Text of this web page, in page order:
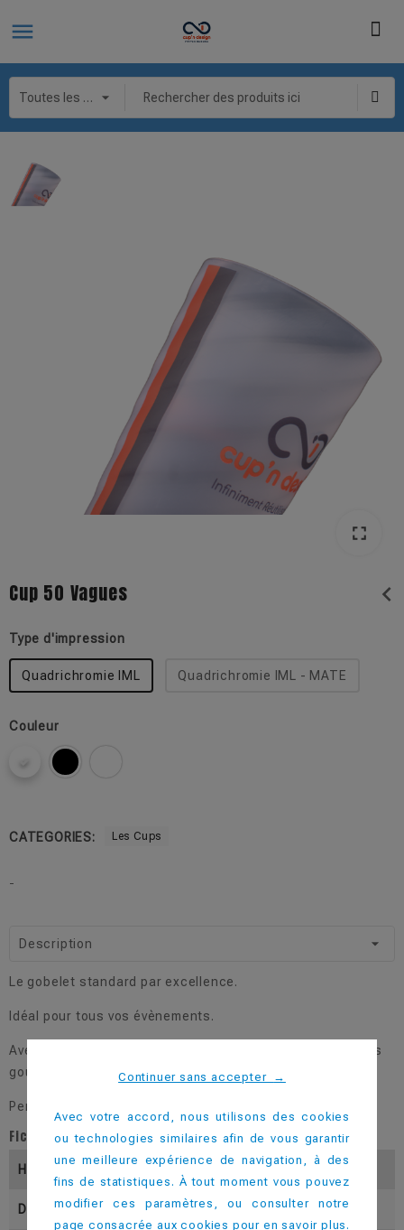
fullscreen
Cup 50 Vagues chevron_left
Type d'impression
Quadrichromie IML Quadrichromie IML - MATE
Couleur
CATEGORIES: Les Cups
-
Description
Le gobelet standard par excellence.
Idéal pour tous vos évènements.
Avec ses 20 déclinaisons de couleur, il s'adapte à tous les
goûts.
Personnalisable dès 50 pièces.
Fiche technique
Hauteur (En Mm)
Diamètre Inférieur (En Mm) 53
Continuer sans accepter →
Avec votre accord, nous utilisons des cookies
ou technologies similaires afin de vous garantir
une meilleure expérience de navigation, à des
fins de statistiques. À tout moment vous pouvez
modifier ces paramètres, ou consulter notre
page consacrée aux cookies pour en savoir plus.